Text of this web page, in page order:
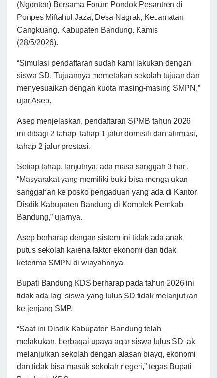
(Ngonten) Bersama Forum Pondok Pesantren di
Ponpes Miftahul Jaza, Desa Nagrak, Kecamatan
Cangkuang, Kabupaten Bandung, Kamis
(28/5/2026).
“Simulasi pendaftaran sudah kami lakukan dengan
siswa SD. Tujuannya memetakan sekolah tujuan dan
menyesuaikan dengan kuota masing-masing SMPN,”
ujar Asep.
Asep menjelaskan, pendaftaran SPMB tahun 2026
ini dibagi 2 tahap: tahap 1 jalur domisili dan afirmasi,
tahap 2 jalur prestasi.
Setiap tahap, lanjutnya, ada masa sanggah 3 hari.
“Masyarakat yang memiliki bukti bisa mengajukan
sanggahan ke posko pengaduan yang ada di Kantor
Disdik Kabupaten Bandung di Komplek Pemkab
Bandung,” ujarnya.
Asep berharap dengan sistem ini tidak ada anak
putus sekolah karena faktor ekonomi dan tidak
keterima SMPN di wiayahnnya.
Bupati Bandung KDS berharap pada tahun 2026 ini
tidak ada lagi siswa yang lulus SD tidak melanjutkan
ke jenjang SMP.
“Saat ini Disdik Kabupaten Bandung telah
melakukan. berbagai upaya agar siswa lulus SD tak
melanjutkan sekolah dengan alasan biayq, ekonomi
dan tidak bisa masuk sekolah negeri,” tegas Bupati